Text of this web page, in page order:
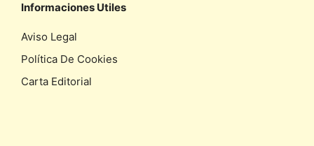
Informaciones Utiles
Aviso Legal
Política De Cookies
Carta Editorial